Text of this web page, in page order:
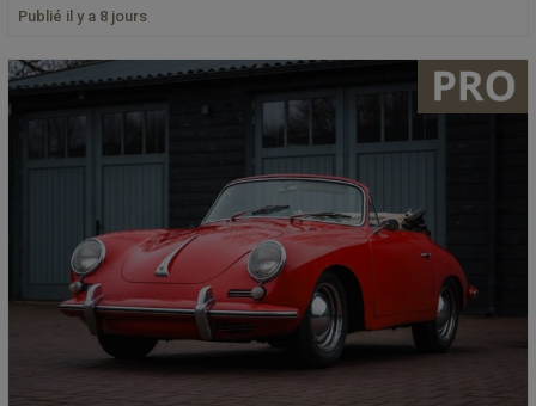
Publié il y a 8 jours